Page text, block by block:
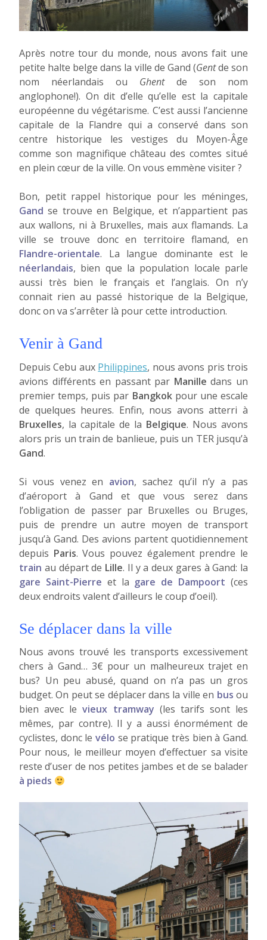
Après notre tour du monde, nous avons fait une
petite halte belge dans la ville de Gand (Gentde son
nom néerlandais ou Ghentde son nom
anglophone!). On dit d’elle qu’elle est la capitale
européenne du végétarisme. C’est aussi l’ancienne
capitale de la Flandre qui a conservé dans son
centre historique les vestiges du Moyen-Âge
comme son magnifique château des comtes situé
en plein cœur de la ville. On vous emmène visiter ?
Bon, petit rappel historique pour les méninges,
Gand se trouve en Belgique, et n’appartient pas
aux wallons, ni à Bruxelles, mais aux flamands. La
ville se trouve donc en territoire flamand, en
Flandre-orientale. La langue dominante est le
néerlandais, bien que la population locale parle
aussi très bien le français et l’anglais. On n’y
connait rien au passé historique de la Belgique,
donc on va s’arrêter là pour cette introduction.
Venir à Gand
Depuis Cebu aux Philippines, nous avons pris trois
avions différents en passant par Manille dans un
premier temps, puis par Bangkokpour une escale
de quelques heures. Enfin, nous avons atterri à
Bruxelles, la capitale de la Belgique. Nous avons
alors pris un train de banlieue, puis un TER jusqu’à
Gand.
Si vous venez en avion, sachez qu’il n’y a pas
d’aéroport à Gand et que vous serez dans
l’obligation de passer par Bruxelles ou Bruges,
puis de prendre un autre moyen de transport
jusqu’à Gand. Des avions partent quotidiennement
depuis Paris. Vous pouvez également prendre le
train au départ de Lille. Il y a deux gares à Gand: la
gare Saint-Pierre et la gare de Dampoort(ces
deux endroits valent d’ailleurs le coup d’oeil).
Se déplacer dans la ville
Nous avons trouvé les transports excessivement
chers à Gand… 3€ pour un malheureux trajet en
bus? Un peu abusé, quand on n’a pas un gros
budget. On peut se déplacer dans la ville en bus ou
bien avec levieux tramway (les tarifs sont les
mêmes, par contre). Il y a aussi énormément de
cyclistes, donc le vélo se pratique très bien à Gand.
Pour nous, le meilleur moyen d’effectuer sa visite
reste d’user de nos petites jambes et de se balader
à pieds